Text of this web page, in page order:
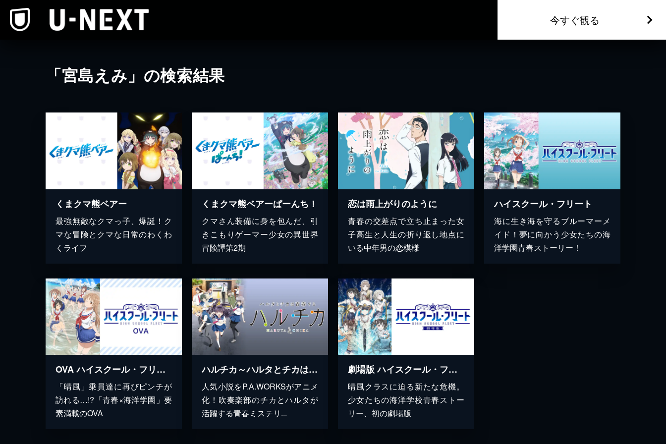
今すぐ観る
「宮島えみ」の検索結果
くまクマ熊ベアー
最強無敵なクマっ子、爆誕！ク
マな冒険とクマな日常のわくわ
くライフ
くまクマ熊ベアーぱーんち！
クマさん装備に身を包んだ、引
きこもりゲーマー少女の異世界
冒険譚第2期
恋は雨上がりのように
青春の交差点で立ち止まった女
子高生と人生の折り返し地点に
いる中年男の恋模様
ハイスクール・フリート
海に生き海を守るブルーマーメ
イド！夢に向かう少女たちの海
洋学園青春ストーリー！
OVA ハイスクール・フリート
「晴風」乗員達に再びピンチが
訪れる…!?「青春×海洋学園」要
素満載のOVA
ハルチカ～ハルタとチカは青春する～
人気小説をP.A.WORKSがアニメ
化！吹奏楽部のチカとハルタが
活躍する青春ミステリ...
劇場版 ハイスクール・フリート
晴風クラスに迫る新たな危機。
少女たちの海洋学校青春ストー
リー、初の劇場版